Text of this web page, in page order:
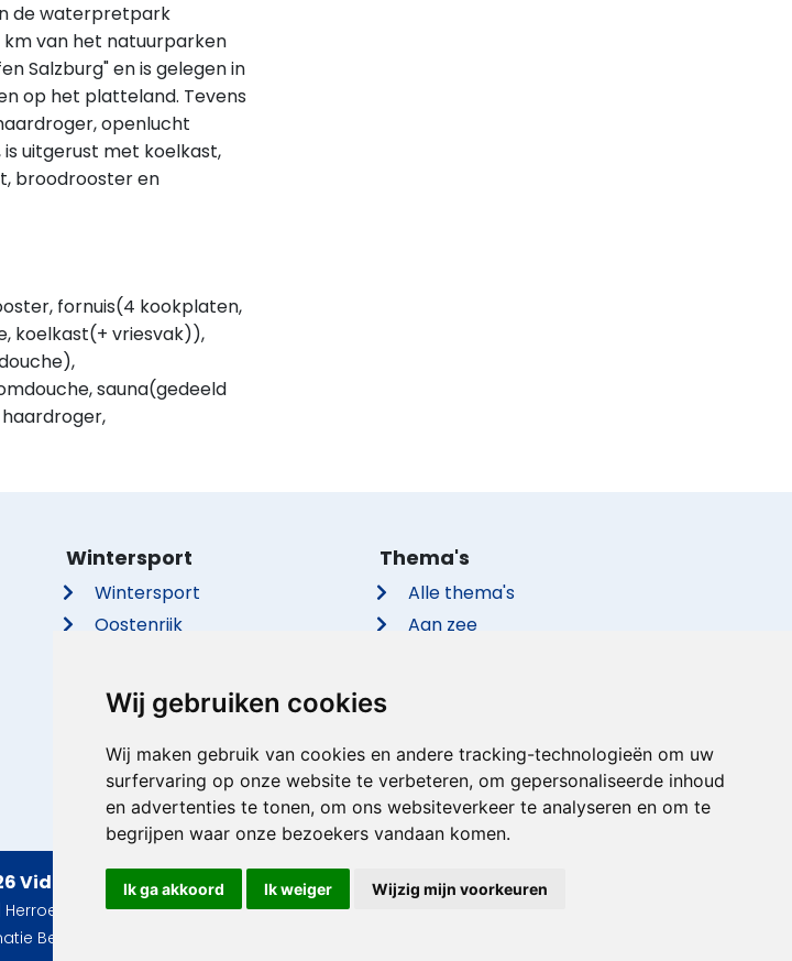
Wij gebruiken cookies
Wij maken gebruik van cookies en andere tracking-technologieën om uw
surfervaring op onze website te verbeteren, om gepersonaliseerde inhoud
en advertenties te tonen, om ons websiteverkeer te analyseren en om te
begrijpen waar onze bezoekers vandaan komen.
Ik ga akkoord Ik weiger Wijzig mijn voorkeuren
de waterpretpark
km van het natuurparken
Salzburg" en is gelegen in
op het platteland. Tevens
openlucht
is uitgerust met koelkast,
broodrooster en
fornuis(4 kookplaten,
koelkast(+ vriesvak)),
sauna(gedeeld
Wintersport
Wintersport
Oostenrijk
Italië
Duitsland
Zwitserland
Tsjechië
Thema's
Alle thema's
Aan zee
Met privé zwembad
Met sauna
VidaVilla.com
Herroepingsrecht|Gebruiksvoorwaarden|Imprint
Beoordelingen